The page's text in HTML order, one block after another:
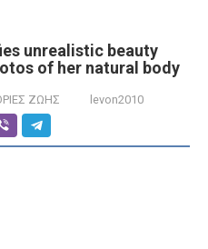
unrealistic beauty
of her natural body
ΖΩΗΣ levon2010